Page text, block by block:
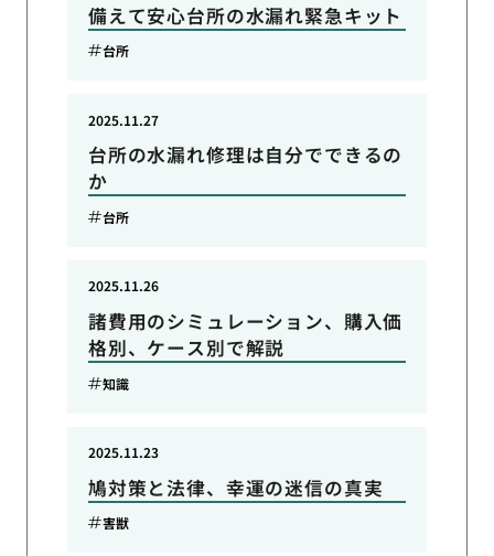
備えて安心台所の水漏れ緊急キット
台所
台所の水漏れ修理は自分でできるの
か
2025.11.27
台所
諸費用のシミュレーション、購入価
格別、ケース別で解説
2025.11.26
知識
鳩対策と法律、幸運の迷信の真実
2025.11.23
害獣